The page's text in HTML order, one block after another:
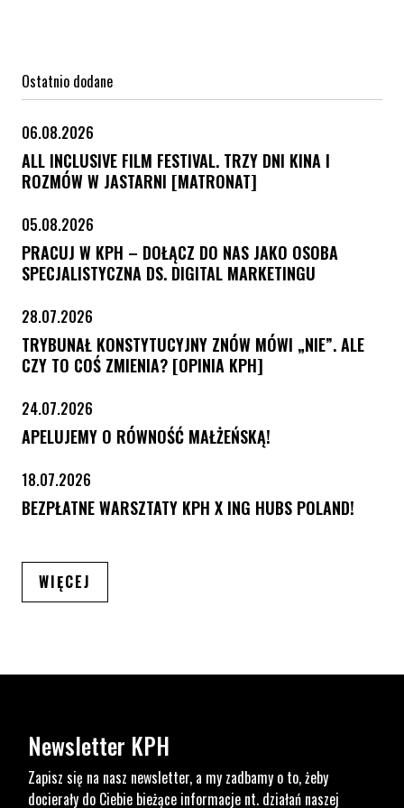
Ostatnio dodane
06.08.2026
ALL INCLUSIVE FILM FESTIVAL. TRZY DNI KINA I
ROZMÓW W JASTARNI [MATRONAT]
05.08.2026
PRACUJ W KPH – DOŁĄCZ DO NAS JAKO OSOBA
SPECJALISTYCZNA DS. DIGITAL MARKETINGU
28.07.2026
TRYBUNAŁ KONSTYTUCYJNY ZNÓW MÓWI „NIE”. ALE
CZY TO COŚ ZMIENIA? [OPINIA KPH]
24.07.2026
APELUJEMY O RÓWNOŚĆ MAŁŻEŃSKĄ!
18.07.2026
BEZPŁATNE WARSZTATY KPH X ING HUBS POLAND!
WIĘCEJ
Newsletter KPH
Zapisz się na nasz newsletter, a my zadbamy o to, żeby
docierały do Ciebie bieżące informacje nt. działań naszej